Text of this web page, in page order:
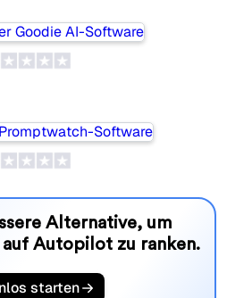
Alternative, um
auf Autopilot zu ranken.
starten